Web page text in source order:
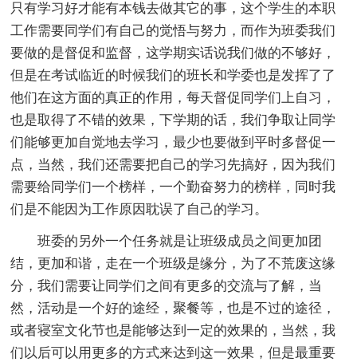
只有学习好才能有本钱去做其它的事，这个学生的本职
工作需要同学们有自己的觉悟与努力，而作为班委我们
要做的是督促和监督，这学期实话说我们做的不够好，
但是在考试临近的时候我们的班长和学委也是发挥了了
他们在这方面的真正的作用，每天督促同学们上自习，
也是取得了不错的效果，下学期的话，我们争取让同学
们能够更加自觉地去学习，最少也要做到平时多督促一
点，当然，我们还需要把自己的学习先搞好，因为我们
需要给同学们一个榜样，一个勤奋努力的榜样，同时我
们是不能因为工作原因耽误了自己的学习。
班委的另外一个任务就是让班级成员之间更加团
结，更加和谐，走在一个班级是缘分，为了不荒废这缘
分，我们需要让同学们之间有更多的交流与了解，当
然，活动是一个好的途经，聚餐等，也是不过的途径，
或者寝室文化节也是能够达到一定的效果的，当然，我
们以后可以用更多的方式来达到这一效果，但是最重要